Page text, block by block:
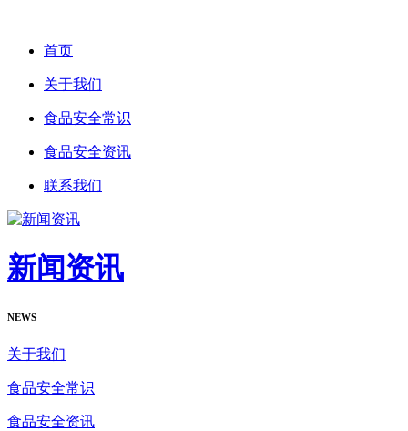
首页
关于我们
食品安全常识
食品安全资讯
联系我们
新闻资讯
NEWS
关于我们
食品安全常识
食品安全资讯